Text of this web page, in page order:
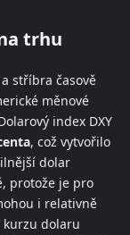
trhu
stříbra časově
měnové
index DXY
, což vytvořilo
dolar
protože je pro
i relativně
kurzu dolaru